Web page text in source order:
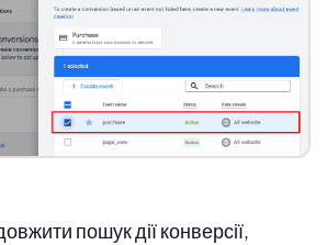
пошук дії конверсії,